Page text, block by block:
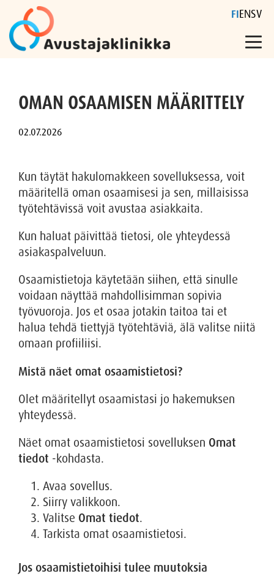
content
FIENSV
OMAN OSAAMISEN MÄÄRITTELY
Kun täytät hakulomakkeen sovelluksessa, voit
määritellä oman osaamisesi ja sen, millaisissa
työtehtävissä voit avustaa asiakkaita.
Kun haluat päivittää tietosi, ole yhteydessä
asiakaspalveluun.
Osaamistietoja käytetään siihen, että sinulle
voidaan näyttää mahdollisimman sopivia
työvuoroja. Jos et osaa jotakin taitoa tai et
halua tehdä tiettyjä työtehtäviä, älä valitse niitä
omaan profiiliisi.
Mistä näet omat osaamistietosi?
Olet määritellyt osaamistasi jo hakemuksen
yhteydessä.
Näet omat osaamistietosi sovelluksen Omat
tiedot -kohdasta.
Avaa sovellus.
Siirry valikkoon.
Valitse Omat tiedot.
Tarkista omat osaamistietosi.
Jos osaamistietoihisi tulee muutoksia